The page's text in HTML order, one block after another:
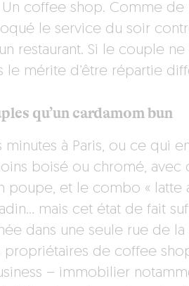
Un coffee shop. Comme de
le service du soir
restaurant. Si le couple
le mérite d’être répartie
qu’un cardamom bun
minutes à Paris, ou ce qui
boisé ou chromé, avec
poupe, et le combo «
mais cet état de fait
dans une seule rue de
propriétaires de coffee
– immobilier